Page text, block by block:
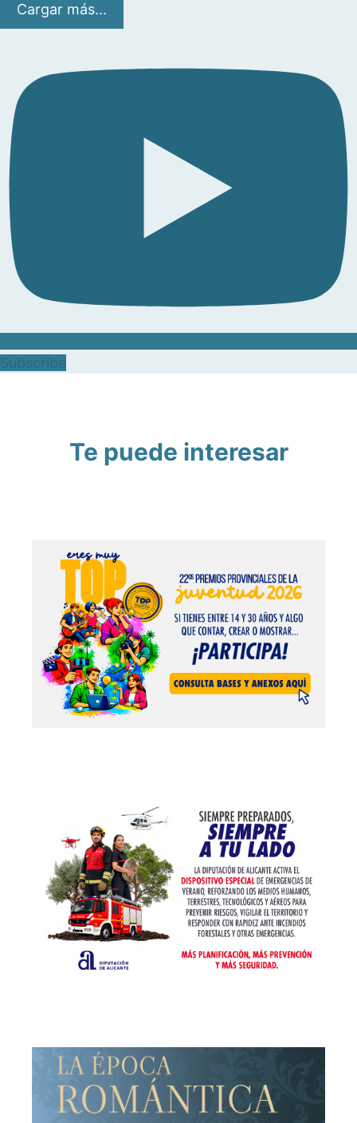
Cargar más...
Te puede interesar